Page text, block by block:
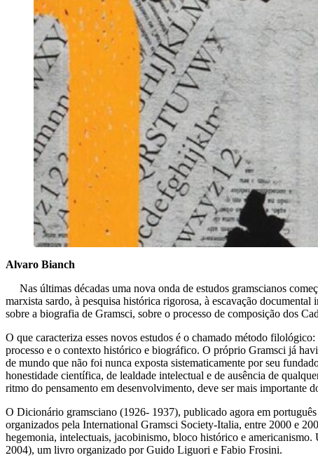
Alvaro Bianch
Nas últimas décadas uma nova onda de estudos gramscianos
marxista sardo, à pesquisa histórica rigorosa, à escavação
sobre a biografia de Gramsci, sobre o processo de composição dos
O que caracteriza esses novos estudos é o chamado método
processo e o contexto histórico e biográfico. O próprio Gramsci já
de mundo que não foi nunca exposta sistematicamente por seu
honestidade científica, de lealdade intelectual e de ausência de
ritmo do pensamento em desenvolvimento, deve ser mais importante
O Dicionário gramsciano (1926- 1937), publicado agora em
organizados pela International Gramsci Society-Italia, entre 2000 e
hegemonia, intelectuais, jacobinismo, bloco histórico e
2004), um livro organizado por Guido Liguori e Fabio Frosini.